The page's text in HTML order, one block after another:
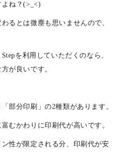
ね？(>_<)
るとは微塵も思いませんので、
を利用していただくのなら、
が良いです。
部分印刷」の2種類があります。
むかわりに印刷代が高いです。
性が限定される分、印刷代が安